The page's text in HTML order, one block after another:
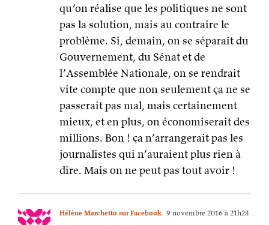
qu’on réalise que les politiques ne sont
pas la solution, mais au contraire le
problème. Si, demain, on se séparait du
Gouvernement, du Sénat et de
l’Assemblée Nationale, on se rendrait
vite compte que non seulement ça ne se
passerait pas mal, mais certainement
mieux, et en plus, on économiserait des
millions. Bon ! ça n’arrangerait pas les
journalistes qui n’auraient plus rien à
dire. Mais on ne peut pas tout avoir !
Hélène Marchetto sur Facebook 9 novembre 2016 à 21h23